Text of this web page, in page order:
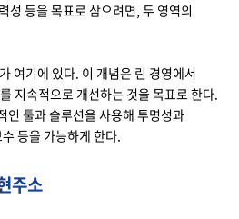
성 등을 목표로 삼으려면, 두 영역의
여기에 있다. 이 개념은 린 경영에서
지속적으로 개선하는 것을 목표로 한다.
인 툴과 솔루션을 사용해 투명성과
등을 가능하게 한다.
주소